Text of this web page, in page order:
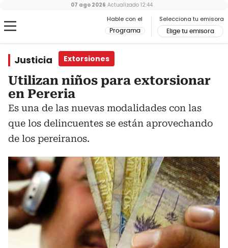
Hable con el
Programa
Selecciona tu emisora
Elige tu emisora
07 ago 2026 Actualizado 12:44
Justicia Extorsiones
Utilizan niños para extorsionar
en Pereria
Es una de las nuevas modalidades con las
que los delincuentes se están aprovechando
de los pereiranos.